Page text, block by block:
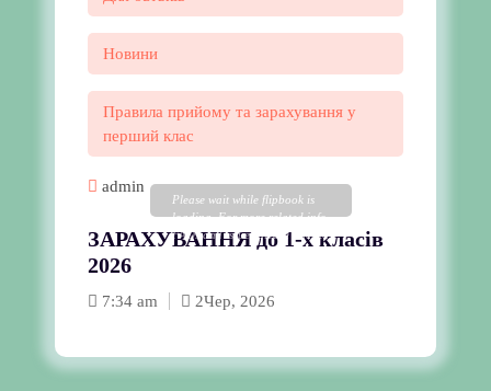
Новини
Правила прийому та зарахування у
перший клас
admin
ЗАРАХУВАННЯ до 1-х класів
2026
Please wait while flipbook is
loading. For more related info,
FAQs and issues please refer to
DearFlip WordPress Flipbook
7:34 am 2Чер, 2026